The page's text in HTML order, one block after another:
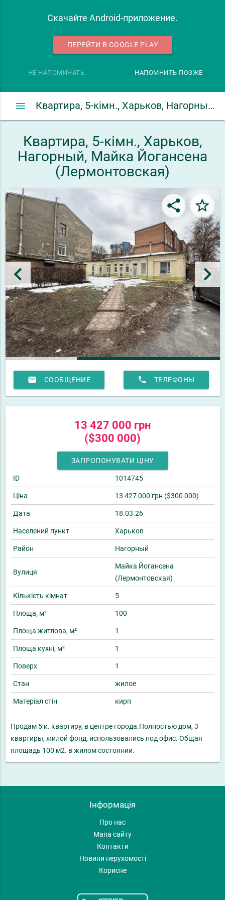
Скачайте Android-приложение.
ПЕРЕЙТИ В GOOGLE PLAY
НЕ НАПОМИНАТЬ НАПОМНИТЬ ПОЗЖЕ
Квартира, 5-кімн., Харьков, Нагорный, Майка Йогансена (Лермонтовская)
menu
Квартира, 5-кімн., Харьков,
Нагорный, Майка Йогансена
(Лермонтовская)
share star_border
keyboard_arrow_left keyboard_arrow_right
email СООБЩЕНИЕ phone ТЕЛЕФОНЫ
13 427 000 грн
($300 000)
ЗАПРОПОНУВАТИ ЦІНУ
ID 1014745
Ціна 13 427 000 грн ($300 000)
Дата 18.03.26
Населений пункт Харьков
Район Нагорный
Вулиця
Майка Йогансена
(Лермонтовская)
Кількість кімнат 5
Площа, м² 100
Площа житлова, м² 1
Площа кухні, м² 1
Поверх 1
Стан жилое
Матеріал стін кирп
Продам 5 к. квартиру, в центре города.Полностью дом, 3
квартиры, жилой фонд, использовались под офис. Общая
площадь 100 м2. в жилом состоянии.
Інформація
Про нас
Мапа сайту
Контакти
Новини нерухомості
Корисне